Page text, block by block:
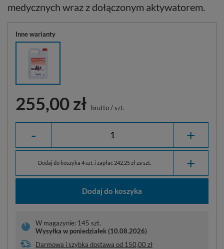
medycznych wraz z dołączonym aktywatorem.
Inne warianty
255,00 zł brutto/szt.
- +
Dodaj do koszyka 4 szt. i zapłać 242,25 zł za szt. +
Dodaj do koszyka
W magazynie: 145 szt.
Wysyłka w poniedziałek (10.08.2026)
Darmowa i szybka dostawa od 150,00 zł